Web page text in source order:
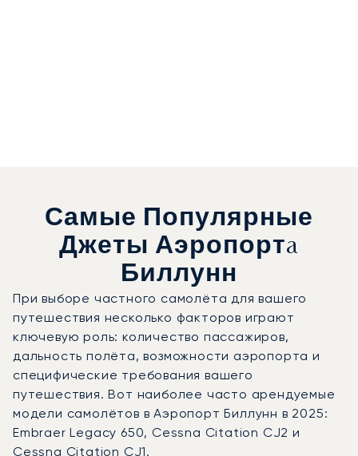
Самые Популярные
Джеты Аэропортa
Биллунн
При выборе частного самолёта для вашего
путешествия несколько факторов играют
ключевую роль: количество пассажиров,
дальность полёта, возможности аэропорта и
специфические требования вашего
путешествия. Вот наиболее часто арендуемые
модели самолётов в Аэропорт Биллунн в 2025:
Embraer Legacy 650, Cessna Citation CJ2 и
Cessna Citation CJ1.